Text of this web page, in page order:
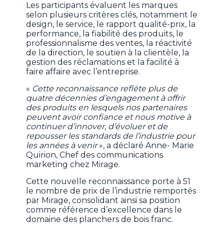
Les participants évaluent les marques
selon plusieurs critères clés, notamment le
design, le service, le rapport qualité-prix, la
performance, la fiabilité des produits, le
professionnalisme des ventes, la réactivité
de la direction, le soutien à la clientèle, la
gestion des réclamations et la facilité à
faire affaire avec l’entreprise.
« Cette reconnaissance reflète plus de
quatre décennies d’engagement à offrir
des produits en lesquels nos partenaires
peuvent avoir confiance et nous motive à
continuer d’innover, d’évoluer et de
repousser les standards de l’industrie pour
les années à venir», a déclaré Anne- Marie
Quirion, Chef des communications
marketing chez Mirage.
Cette nouvelle reconnaissance porte à 51
le nombre de prix de l’industrie remportés
par Mirage, consolidant ainsi sa position
comme référence d’excellence dans le
domaine des planchers de bois franc.